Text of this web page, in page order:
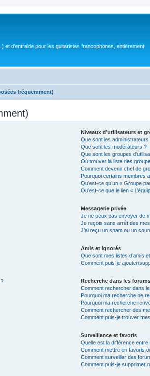
d'entraide pour les guitaristes francophones, entièrement
fréquemment)
Niveaux d’utilisateurs et
Que sont les administrateurs
Que sont les modérateurs ?
Que sont les groupes
Où trouver la liste des
Comment devenir chef de
Pourquoi certains membres
Qu’est-ce qu’un « Groupe
Qu’est-ce que le lien «
Messagerie privée
Je ne peux pas envoyer de
Je reçois sans arrêt des
J’ai reçu un spam ou un
Amis et ignorés
Que sont mes listes d’amis
Comment puis-je ajouter/
Recherche dans les forums
Comment rechercher dans
Pourquoi ma recherche ne
Pourquoi ma recherche
Comment rechercher des
Comment puis-je trouver
Surveillance et favoris
Quelle est la différence
Comment mettre en favoris
Comment surveiller des
Comment puis-je supprimer